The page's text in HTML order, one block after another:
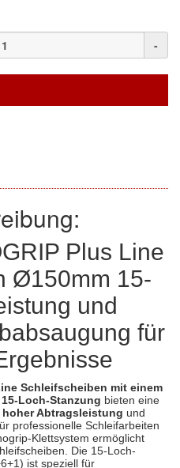
-
Plus Line
Ø150mm 15-
und
für
Schleifscheiben mit einem
Loch-Stanzung bieten eine
hoher Abtragsleistung und
professionelle Schleifarbeiten
Klettsystem ermöglicht
Die 15-Loch-
ist speziell für